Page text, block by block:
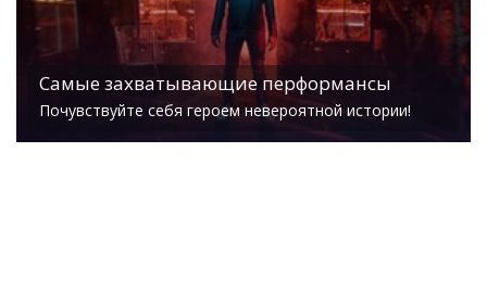
Самые захватывающие перформансы
Почувствуйте себя героем невероятной истории!